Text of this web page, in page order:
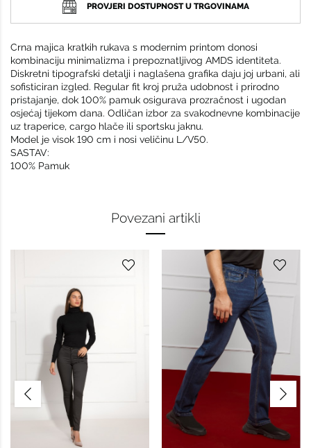
PROVJERI DOSTUPNOST U TRGOVINAMA
Crna majica kratkih rukava s modernim printom donosi
kombinaciju minimalizma i prepoznatljivog AMDS identiteta.
Diskretni tipografski detalji i naglašena grafika daju joj urbani, ali
sofisticiran izgled. Regular fit kroj pruža udobnost i prirodno
pristajanje, dok 100% pamuk osigurava prozračnost i ugodan
osjećaj tijekom dana. Odličan izbor za svakodnevne kombinacije
uz traperice, cargo hlače ili sportsku jaknu.
Model je visok 190 cm i nosi veličinu L/V50.
SASTAV:
100% Pamuk
Povezani artikli